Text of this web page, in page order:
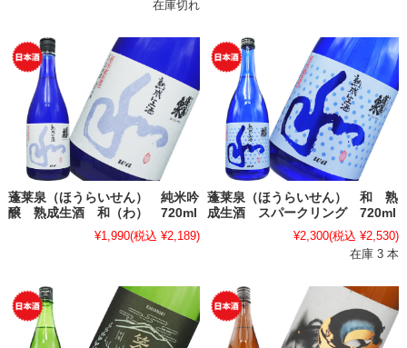
在庫切れ
蓬莱泉（ほうらいせん） 純米吟
醸 熟成生酒 和（わ） 720ml
¥1,990(税込 ¥2,189)
蓬莱泉（ほうらいせん） 和 熟
成生酒 スパークリング 720ml
¥2,300(税込 ¥2,530)
在庫 3 本